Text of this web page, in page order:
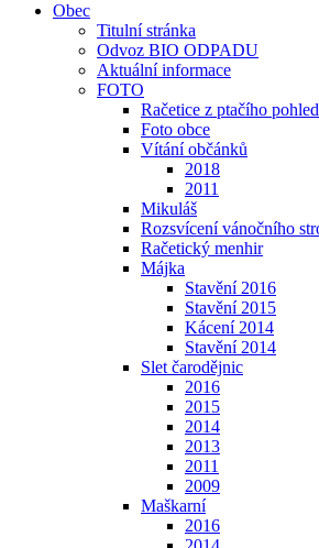
Obec
Titulní stránka
Odvoz BIO ODPADU
Aktuální informace
FOTO
Račetice z ptačího
Foto obce
Vítání občánků
2018
2011
Mikuláš
Rozsvícení vánočního
Račetický menhir
Májka
Stavění 2016
Stavění 2015
Kácení 2014
Stavění 2014
Slet čarodějnic
2016
2015
2014
2013
2011
2009
Maškarní
2016